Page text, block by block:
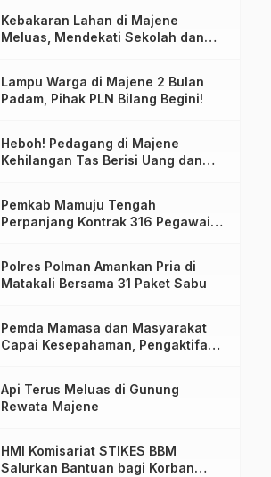
Kebakaran Lahan di Majene
Meluas, Mendekati Sekolah dan
Lampu Warga di Majene 2 Bulan
Padam, Pihak PLN Bilang Begini!
Heboh! Pedagang di Majene
Kehilangan Tas Berisi Uang dan
Pemkab Mamuju Tengah
Perpanjang Kontrak 316 Pegawai
Polres Polman Amankan Pria di
Matakali Bersama 31 Paket Sabu
Pemda Mamasa dan Masyarakat
Capai Kesepahaman, Pengaktifan
Api Terus Meluas di Gunung
Rewata Majene
HMI Komisariat STIKES BBM
Salurkan Bantuan bagi Korban